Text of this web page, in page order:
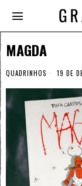
MAGDA
QUADRINHOS 19 DE